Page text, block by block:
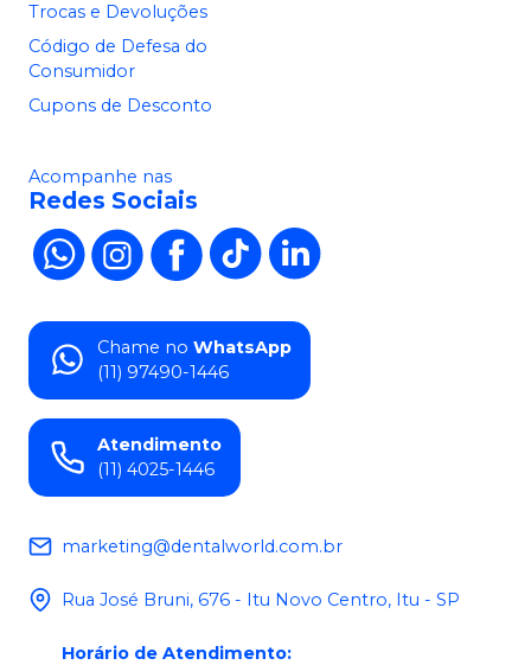
Trocas e Devoluções
Código de Defesa do
Consumidor
Cupons de Desconto
Acompanhe nas
Redes Sociais
Chame no WhatsApp
(11) 97490-1446
Atendimento
(11) 4025-1446
marketing@dentalworld.com.br
Rua José Bruni, 676 - Itu Novo Centro, Itu - SP
Horário de Atendimento: